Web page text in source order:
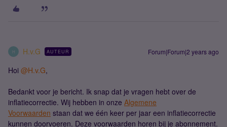
H H.v.G AUTEUR Forum|Forum|2 years ago
Hoi @H.v.G,
Bedankt voor je bericht. Ik snap dat je vragen hebt over de
inflatiecorrectie. Wij hebben in onze Algemene
Voorwaarden staan dat we één keer per jaar een inflatiecorrectie
kunnen doorvoeren. Deze voorwaarden horen bij je abonnement.